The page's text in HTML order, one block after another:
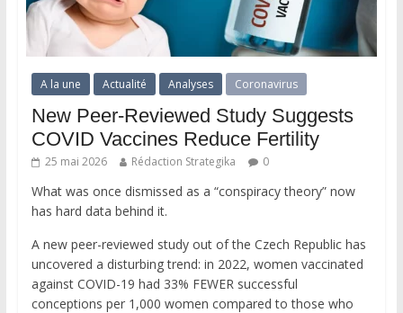
A la une Actualité Analyses Coronavirus
New Peer-Reviewed Study Suggests
COVID Vaccines Reduce Fertility
25 mai 2026 Rédaction Strategika 0
What was once dismissed as a “conspiracy theory” now
has hard data behind it.
A new peer-reviewed study out of the Czech Republic has
uncovered a disturbing trend: in 2022, women vaccinated
against COVID-19 had 33% FEWER successful
conceptions per 1,000 women compared to those who